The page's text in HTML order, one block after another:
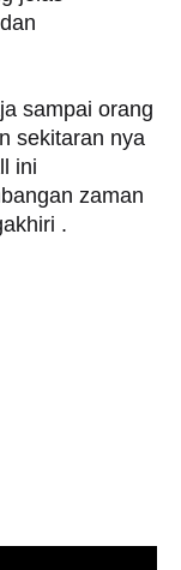
sampai orang
sekitaran nya
ini
zaman
.